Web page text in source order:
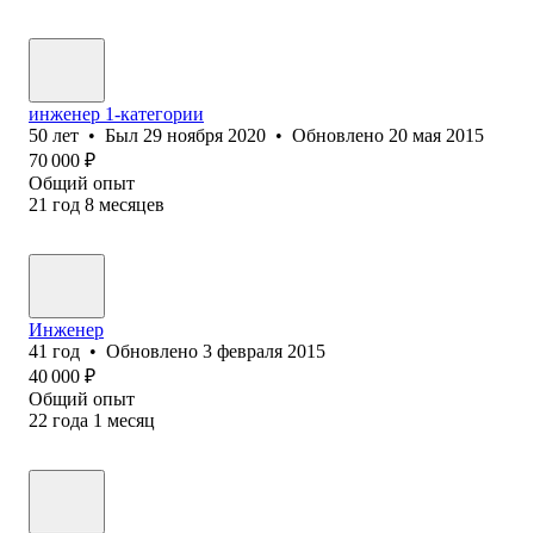
инженер 1-категории
50 лет • Был 29 ноября 2020 • Обновлено 20 мая 2015
70 000 ₽
Общий опыт
21 год 8 месяцев
Инженер
41 год • Обновлено 3 февраля 2015
40 000 ₽
Общий опыт
22 года 1 месяц